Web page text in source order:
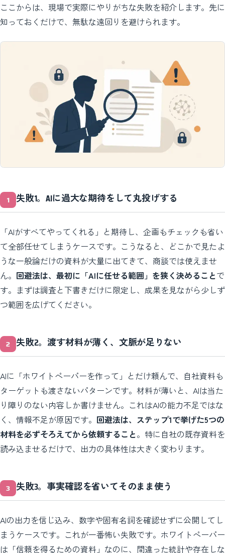
ここからは、現場で実際にやりがちな失敗を紹介します。先に
知っておくだけで、無駄な遠回りを避けられます。
失敗1。AIに過大な期待をして丸投げする
「AIがすべてやってくれる」と期待し、企画もチェックも省い
て全部任せてしまうケースです。こうなると、どこかで見たよ
うな一般論だけの資料が大量に出てきて、商談では使えませ
ん。 回避法は、最初に「AIに任せる範囲」を狭く決めることで
す。まずは調査と下書きだけに限定し、成果を見ながら少しず
つ範囲を広げてください。
失敗2。渡す材料が薄く、文脈が足りない
AIに「ホワイトペーパーを作って」とだけ頼んで、自社資料も
ターゲットも渡さないパターンです。材料が薄いと、AIは当た
り障りのない内容しか書けません。これはAIの能力不足ではな
く、情報不足が原因です。 回避法は、ステップ1で挙げた5つの
材料を必ずそろえてから依頼すること。特に自社の既存資料を
読み込ませるだけで、出力の具体性は大きく変わります。
失敗3。事実確認を省いてそのまま使う
AIの出力を信じ込み、数字や固有名詞を確認せずに公開してし
まうケースです。これが一番怖い失敗です。ホワイトペーパー
は「信頼を得るための資料」なのに、間違った統計や存在しな